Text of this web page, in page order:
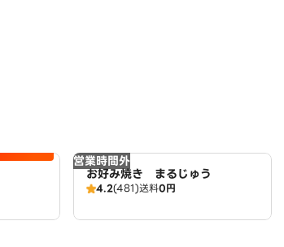
営業時間外
お好み焼き まるじゅう
4.2(481)送料0円